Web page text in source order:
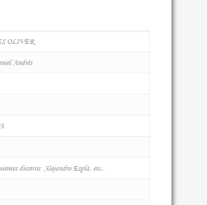
OLIVER
Andrés
diestros: Alejandro Esplá, etc,.